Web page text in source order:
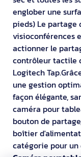
englober une
pieds) Le partage
visioconférences
actionner le
contrôleur tactile
Logitech
une gestion
façon élégante,
caméra pour
bouton de
boîtier
catégorie pour un